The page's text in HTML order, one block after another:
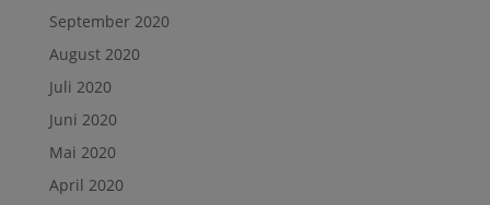
September 2020
August 2020
Juli 2020
Juni 2020
Mai 2020
April 2020